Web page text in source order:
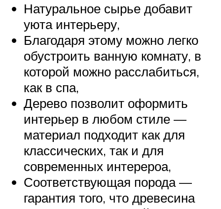
Натуральное сырье добавит
уюта интерьеру,
Благодаря этому можно легко
обустроить ванную комнату, в
которой можно расслабиться,
как в спа,
Дерево позволит оформить
интерьер в любом стиле —
материал подходит как для
классических, так и для
современных интерероа,
Соответствующая порода —
гарантия того, что древесина